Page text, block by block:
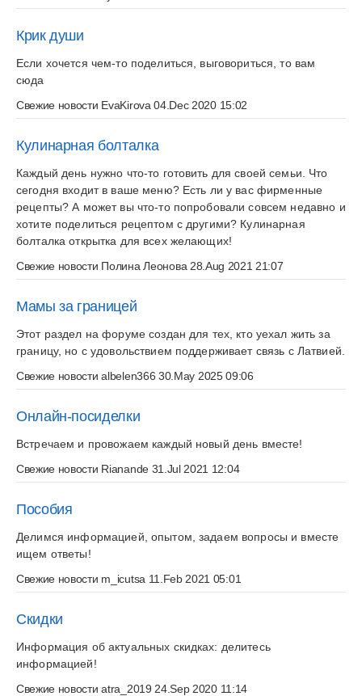
Крик души
Если хочется чем-то поделиться, выговориться, то вам
сюда
Свежие новости EvaKirova 04.Dec 2020 15:02
Кулинарная болталка
Каждый день нужно что-то готовить для своей семьи. Что
сегодня входит в ваше меню? Есть ли у вас фирменные
рецепты? А может вы что-то попробовали совсем недавно и
хотите поделиться рецептом с другими? Кулинарная
болталка открытка для всех желающих!
Свежие новости Полина Леонова 28.Aug 2021 21:07
Мамы за границей
Этот раздел на форуме создан для тех, кто уехал жить за
границу, но с удовольствием поддерживает связь с Латвией.
Свежие новостиalbelen366 30.May 2025 09:06
Онлайн-посиделки
Встречаем и провожаем каждый новый день вместе!
Свежие новости Rianande31.Jul 2021 12:04
Пособия
Делимся информацией, опытом, задаем вопросы и вместе
ищем ответы!
Свежие новости m_icutsa 11.Feb 2021 05:01
Скидки
Информация об актуальных скидках: делитесь
информацией!
Свежие новостиatra_2019 24.Sep 2020 11:14